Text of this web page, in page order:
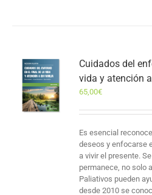
Cuidados del
vida y atención
65,00€
Es esencial
deseos y enfocarse
a vivir el presente.
permanece, no solo
Paliativos pueden
desde 2010 se